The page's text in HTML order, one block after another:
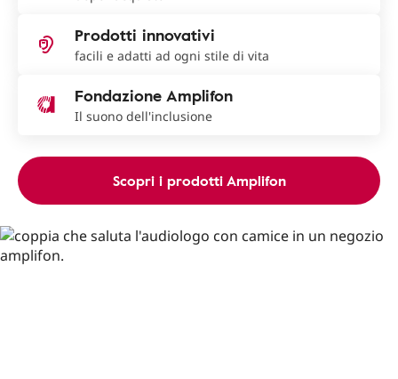
Prodotti innovativi
facili e adatti ad ogni stile di vita
Fondazione Amplifon
Il suono dell'inclusione
Scopri i prodotti Amplifon